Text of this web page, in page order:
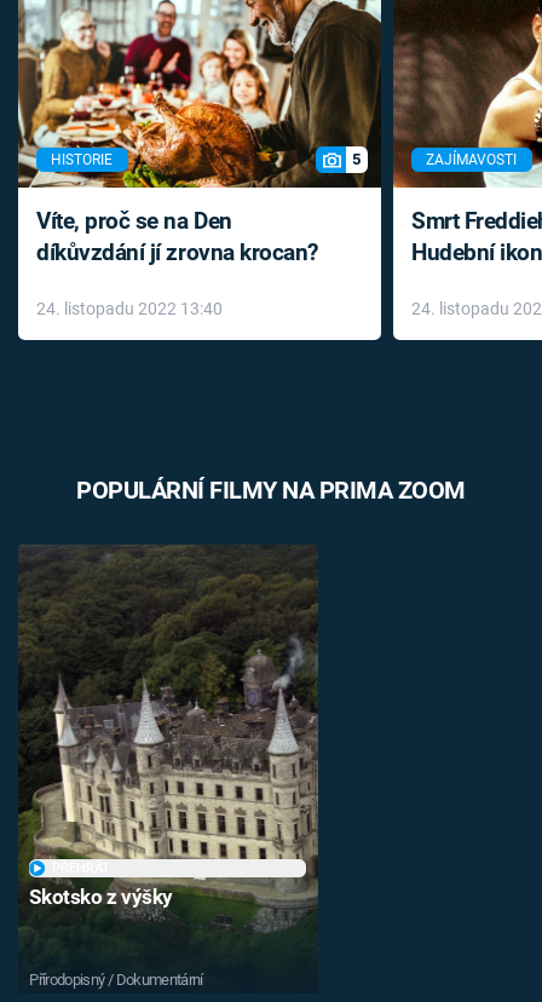
HISTORIE 5
Víte, proč se na Den
díkůvzdání jí zrovna krocan?
24. listopadu 2022 13:40
ZAJÍMAVOSTI
Smrt
Hudební
léky
24. listopadu
POPULÁRNÍ FILMY NA PRIMA ZOOM
Skotsko z výšky
Přírodopisný / Dokumentární